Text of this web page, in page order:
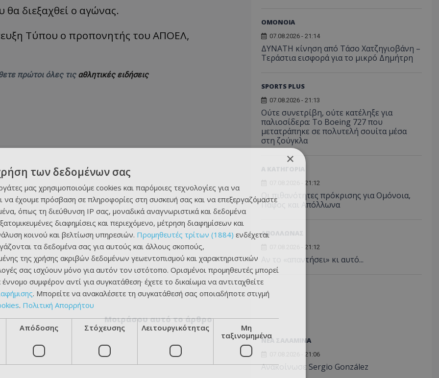
διεξαχθεί ο αγώνας.
Τύπου ο προπονητής του ΑΠΟΕΛ,
πρώτοι όλες τις αθλητικές ειδήσεις
Μοιράσου αυτό το άρθρο
ΟΜΟΝΟΙΑ
07.08.2026 - 21:14
ΔΥΝΑΤΗ κίνηση από Τάσο Χατζηγιοβάνη –
Τεράστια εισφορά για το μικρό Δημήτρη
SPORTS PLUS
07.08.2026 - 21:13
Ούτε συνετρίβη, ούτε κατέληξε για
παλιοσίδερα: Το Boeing 727 που
μετατράπηκε σε πολυτελή σουίτα μέσα
στη ζούγκλα
07.08.2026 - 21:12
Οι πιθανότητες πρόκρισης για Ομόνοια,
Πάφος και Απόλλωνα
ΑΠΟΛΛΩΝΑΣ
07.08.2026 - 21:12
Αν το «απαντήσει» κι αυτό...
ΝΕΑ ΣΑΛΑΜΙΝΑ
07.08.2026 - 21:06
Ανακοίνωσε Sergio González
×
των δεδομένων σας
μας χρησιμοποιούμε cookies και παρόμοιες τεχνολογίες για να
να έχουμε πρόσβαση σε πληροφορίες στη συσκευή σας και να επεξεργαζόμαστε
όπως τη διεύθυνση IP σας, μοναδικά αναγνωριστικά και δεδομένα
διαφημίσεις και περιεχόμενο, μέτρηση διαφημίσεων και
κοινού και βελτίωση υπηρεσιών. Προμηθευτές τρίτων (1884) ενδέχεται
τα δεδομένα σας για αυτούς και άλλους σκοπούς,
της χρήσης ακριβών δεδομένων γεωεντοπισμού και χαρακτηριστικών
σας ισχύουν μόνο για αυτόν τον ιστότοπο. Ορισμένοι προμηθευτές μπορεί
συμφέρον αντί για συγκατάθεση· έχετε το δικαίωμα να αντιταχθείτε
. Μπορείτε να ανακαλέσετε τη συγκατάθεσή σας οποιαδήποτε στιγμή
. Πολιτική Απορρήτου
Απόδοσης Στόχευσης Λειτουργικότητας
Μη
ταξινομημένα